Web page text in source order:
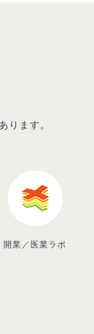
ります。
開業／医業ラボ